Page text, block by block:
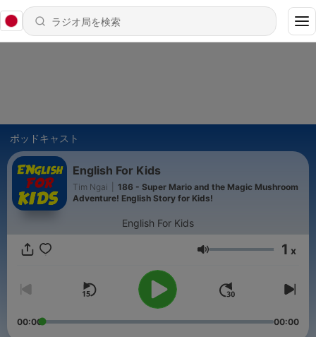
ポッドキャスト
English For Kids
Tim Ngai
186 - Super Mario and the Magic Mushroom
Adventure! English Story for Kids!
English For Kids
音量 1 x
00:00 00:00